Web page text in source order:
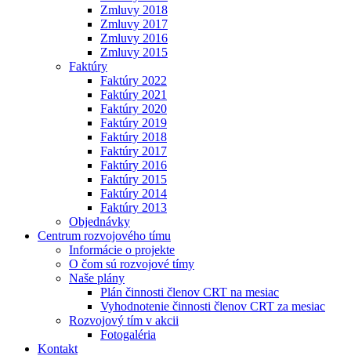
Zmluvy 2018
Zmluvy 2017
Zmluvy 2016
Zmluvy 2015
Faktúry
Faktúry 2022
Faktúry 2021
Faktúry 2020
Faktúry 2019
Faktúry 2018
Faktúry 2017
Faktúry 2016
Faktúry 2015
Faktúry 2014
Faktúry 2013
Objednávky
Centrum rozvojového tímu
Informácie o projekte
O čom sú rozvojové tímy
Naše plány
Plán činnosti členov CRT na mesiac
Vyhodnotenie činnosti členov CRT za mesiac
Rozvojový tím v akcii
Fotogaléria
Kontakt